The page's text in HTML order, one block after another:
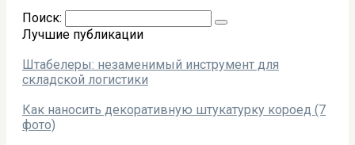
Поиск:
Лучшие публикации
Штабелеры: незаменимый инструмент для
складской логистики
Как наносить декоративную штукатурку короед (7
фото)